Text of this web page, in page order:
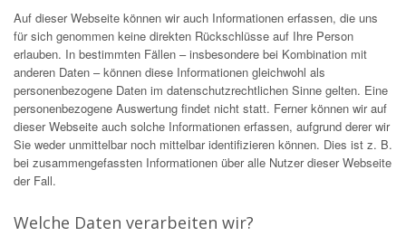
Auf dieser Webseite können wir auch Informationen erfassen, die uns
für sich genommen keine direkten Rückschlüsse auf Ihre Person
erlauben. In bestimmten Fällen – insbesondere bei Kombination mit
anderen Daten – können diese Informationen gleichwohl als
personenbezogene Daten im datenschutzrechtlichen Sinne gelten. Eine
personenbezogene Auswertung findet nicht statt. Ferner können wir auf
dieser Webseite auch solche Informationen erfassen, aufgrund derer wir
Sie weder unmittelbar noch mittelbar identifizieren können. Dies ist z. B.
bei zusammengefassten Informationen über alle Nutzer dieser Webseite
der Fall.
Welche Daten verarbeiten wir?